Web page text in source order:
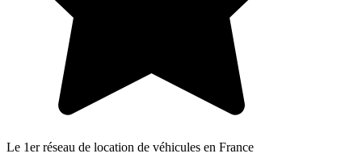
Le 1er réseau de location de véhicules en France